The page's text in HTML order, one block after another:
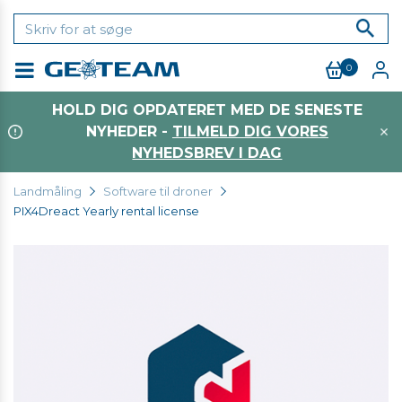
0
HOLD DIG OPDATERET MED DE SENESTE
NYHEDER - TILMELD DIG VORES
NYHEDSBREV I DAG
Landmåling
Software til droner
PIX4Dreact Yearly rental license